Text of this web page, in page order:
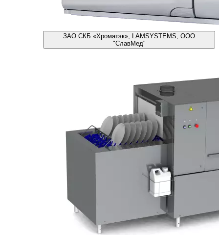
ЗАО СКБ «Хроматэк», LAMSYSTEMS, ООО
"СлавМед"